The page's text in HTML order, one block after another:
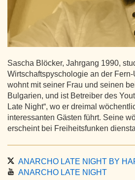
Sascha Blöcker, Jahrgang 1990,
Wirtschaftspyschologie an der
wohnt mit seiner Frau und seinen
Bulgarien, und ist Betreiber des
Late Night“, wo er dreimal
interessanten Gästen führt. Seine
erscheint bei Freiheitsfunken
ANARCHO LATE NIGHT BY
ANARCHO LATE NIGHT